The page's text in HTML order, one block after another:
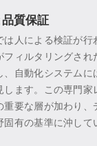
質保証
は人による検証が行
フィルタリングされ
、自動化システムに
ます。この専門家
重要な層が加わり、
固有の基準に沖して